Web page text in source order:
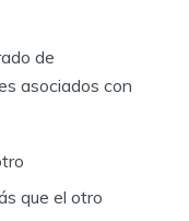
de
asociados con
que el otro